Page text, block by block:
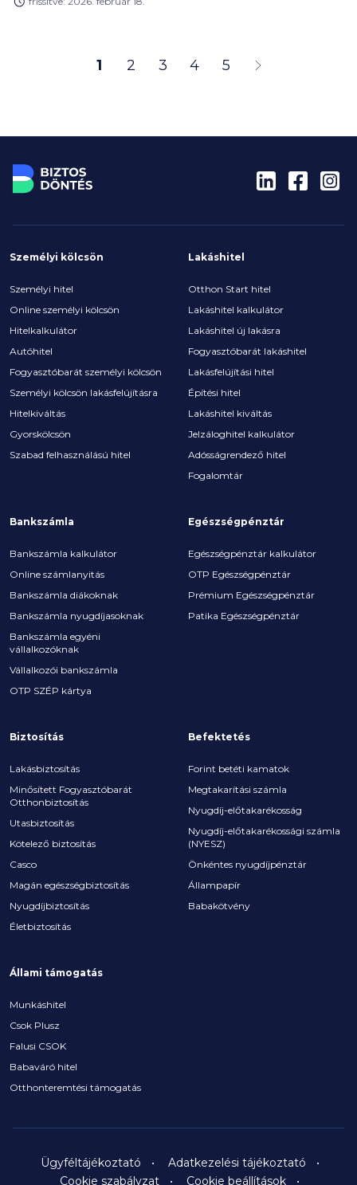
1 2 3 4 5
Személyi kölcsön
Személyi hitel
Online személyi kölcsön
Hitelkalkulátor
Autóhitel
Fogyasztóbarát személyi kölcsön
Személyi kölcsön lakásfelújításra
Hitelkiváltás
Gyorskölcsön
Szabad felhasználású hitel
Lakáshitel
Otthon Start hitel
Lakáshitel kalkulátor
Lakáshitel új lakásra
Fogyasztóbarát lakáshitel
Lakásfelújítási hitel
Építési hitel
Lakáshitel kiváltás
Jelzáloghitel kalkulátor
Adósságrendező hitel
Fogalomtár
Bankszámla
Bankszámla kalkulátor
Online számlanyitás
Bankszámla diákoknak
Bankszámla nyugdíjasoknak
Bankszámla egyéni
vállalkozóknak
Vállalkozói bankszámla
OTP SZÉP kártya
Egészségpénztár
Egészségpénztár kalkulátor
OTP Egészségpénztár
Prémium Egészségpénztár
Patika Egészségpénztár
Biztosítás
Lakásbiztosítás
Minősített Fogyasztóbarát
Otthonbiztosítás
Utasbiztosítás
Kötelező biztosítás
Casco
Magán egészségbiztosítás
Nyugdíjbiztosítás
Életbiztosítás
Befektetés
Forint betéti kamatok
Megtakarítási számla
Nyugdíj-előtakarékosság
Nyugdíj-előtakarékossági számla
(NYESZ)
Önkéntes nyugdíjpénztár
Állampapír
Babakötvény
Állami támogatás
Munkáshitel
Csok Plusz
Falusi CSOK
Babaváró hitel
Otthonteremtési támogatás
Ügyféltájékoztató
Adatkezelési tájékoztató
Cookie szabályzat
Cookie beállítások